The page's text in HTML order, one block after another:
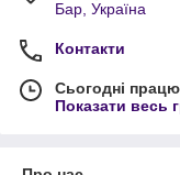
Бар, Україна
Контакти
Сьогодні
Показати весь